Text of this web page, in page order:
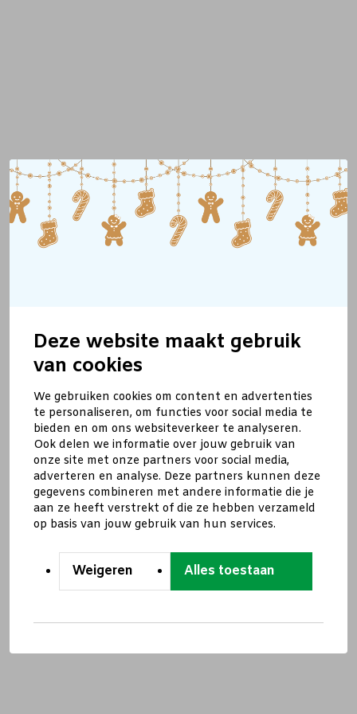
Deze website maakt gebruik
van cookies
We gebruiken cookies om content en advertenties
te personaliseren, om functies voor social media te
bieden en om ons websiteverkeer te analyseren.
Ook delen we informatie over jouw gebruik van
onze site met onze partners voor social media,
adverteren en analyse. Deze partners kunnen deze
gegevens combineren met andere informatie die je
aan ze heeft verstrekt of die ze hebben verzameld
op basis van jouw gebruik van hun services.
Weigeren Alles toestaan